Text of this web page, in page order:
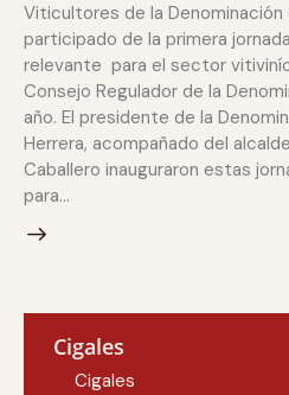
Viticultores de la Denominación
participado de la primera
relevante para el sector
Consejo Regulador de la
año. El presidente de la
Herrera, acompañado del
Caballero inauguraron estas
para…
Cigales
Cigales